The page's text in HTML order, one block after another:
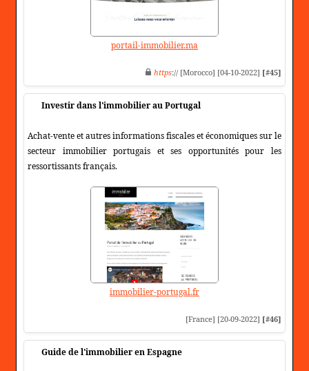
portail-immobilier.ma
https:// [Morocco] [04-10-2022] [#45]
Investir dans l'immobilier au Portugal
Achat-vente et autres informations fiscales et économiques sur le
secteur immobilier portugais et ses opportunités pour les
ressortissants français.
immobilier-portugal.fr
[France] [20-09-2022] [#46]
Guide de l'immobilier en Espagne